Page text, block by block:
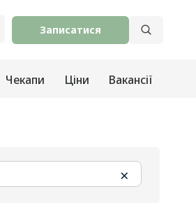
Записатися
Чекапи Ціни Вакансії
×